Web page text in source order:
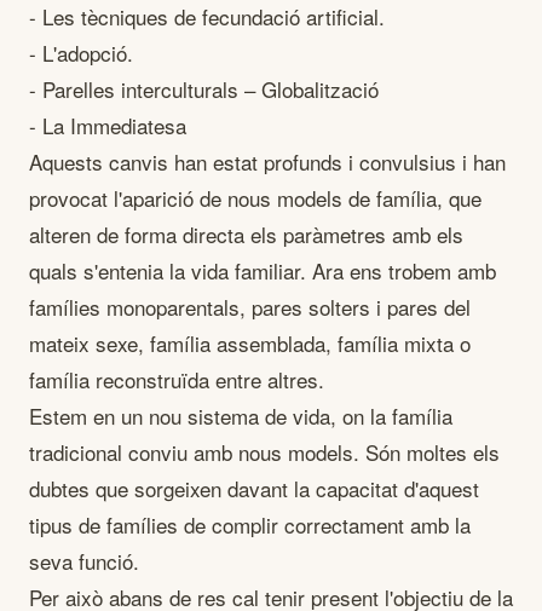
- Les tècniques de fecundació artificial.
- L'adopció.
- Parelles interculturals – Globalització
- La Immediatesa
Aquests canvis han estat profunds i convulsius i han
provocat l'aparició de nous models de família, que
alteren de forma directa els paràmetres amb els
quals s'entenia la vida familiar. Ara ens trobem amb
famílies monoparentals, pares solters i pares del
mateix sexe, família assemblada, família mixta o
família reconstruïda entre altres.
Estem en un nou sistema de vida, on la família
tradicional conviu amb nous models. Són moltes els
dubtes que sorgeixen davant la capacitat d'aquest
tipus de famílies de complir correctament amb la
seva funció.
Per això abans de res cal tenir present l'objectiu de la